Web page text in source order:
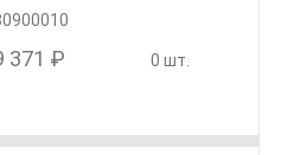
371 ₽ 0 шт.